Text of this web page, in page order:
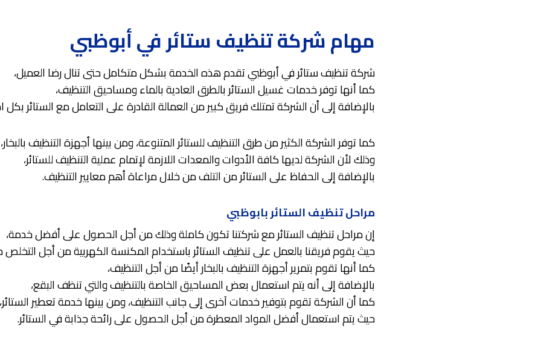
مهام شركة تنظيف ستائر في أبوظبي
شركة تنظيف ستائر في أبوظبي تقدم هذه الخدمة بشكل متكامل حتى تنال رضا العميل،
كما أنها توفر خدمات غسيل الستائر بالطرق العادية بالماء ومساحيق التنظيف،
بالإضافة إلى أن الشركة تمتلك فريق كبير من العمالة القادرة على التعامل مع الستائر بكل
كما توفر الشركة الكثير من طرق التنظيف للستائر المتنوعة، ومن بينها أجهزة التنظيف بالبخار،
وذلك لأن الشركة لديها كافة الأدوات والمعدات اللازمة لإتمام عملية التنظيف للستائر،
بالإضافة إلى الحفاظ على الستائر من التلف من خلال مراعاة أهم معايير التنظيف.
مراحل تنظيف الستائر بابوظبي
إن مراحل تنظيف الستائر مع شركتنا تكون كاملة وذلك من أجل الحصول على أفضل خدمة،
حيث يقوم فريقنا بالعمل على تنظيف الستائر باستخدام المكنسة الكهربية من أجل التخلص
كما أنها تقوم بتمرير أجهزة التنظيف بالبخار أيضًا من أجل التنظيف،
بالإضافة إلى أنه يتم استعمال بعض المساحيق الخاصة بالتنظيف والتي تنظف البقع،
كما أن الشركة تقوم بتوفير خدمات آخرى إلى جانب التنظيف، ومن بينها خدمة تعطير الستائر،
حيث يتم استعمال أفضل المواد المعطرة من أجل الحصول على رائحة جذابة في الستائر.